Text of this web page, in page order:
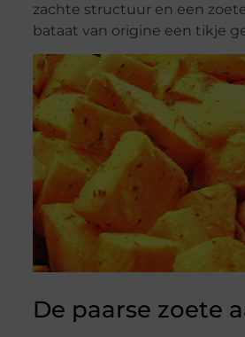
zachte structuur en een
bataat van origine een tikje
De paarse zoete